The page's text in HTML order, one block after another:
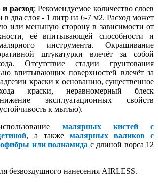
расход: Рекомендуемое количество слоев
два слоя - 1 литр на 6-7 м2. Расход может
или меньшую сторону в зависимости от
её впитывающей способности и
инструмента. Окрашивание
штукатурки влечёт за собой
Отсутствие стадии грунтования
впитывающих поверхностей влечёт за
краски к основанию, существенное
краски, неравномерный блеск
эксплуатационных свойств
к мытью).
малярных кистей с
, а также малярных валиков с
или полиамида с длиной ворса 12
безвоздушного нанесения AIRLESS.